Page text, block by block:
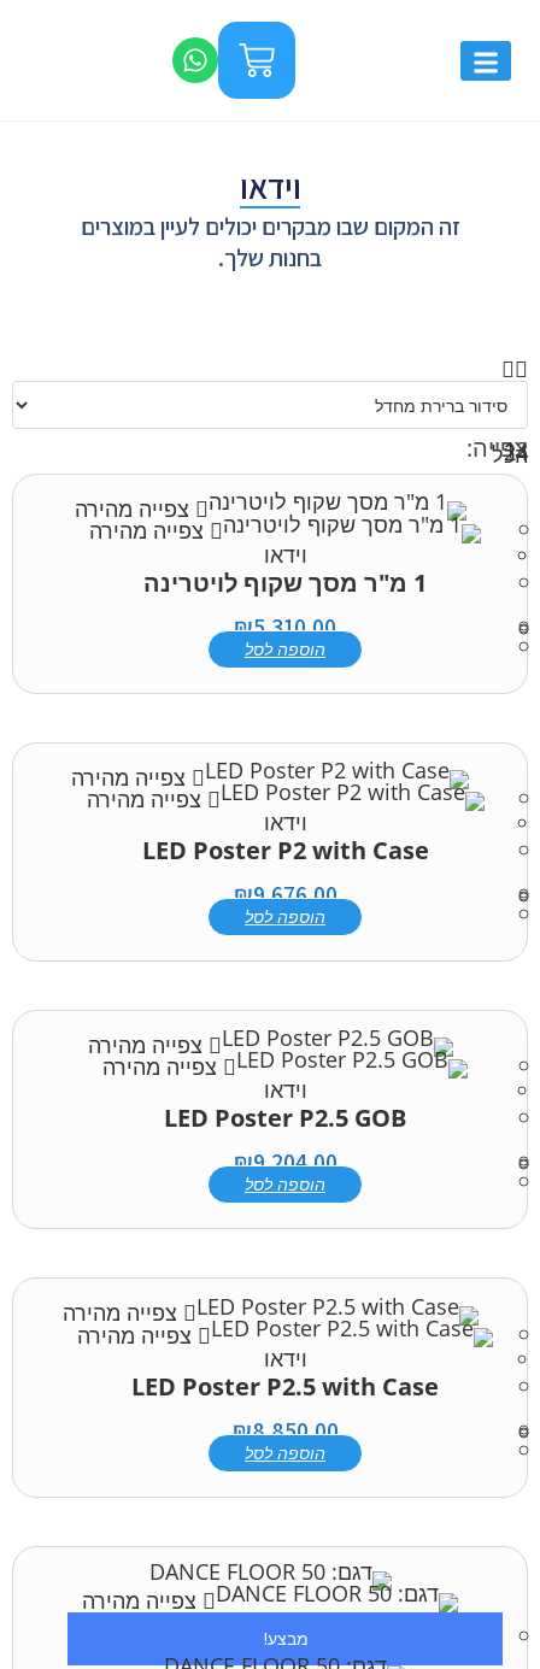
וידאו
זה המקום שבו מבקרים יכולים לעיין במוצרים
בחנות שלך.
צפייה:
12
24
הכל
צפייה מהירה
צפייה מהירה
וידאו
1 מ"ר מסך שקוף לויטרינה
₪5,310.00
הוספה לסל
צפייה מהירה
צפייה מהירה
וידאו
LED Poster P2 with Case
₪9,676.00
הוספה לסל
צפייה מהירה
צפייה מהירה
וידאו
LED Poster P2.5 GOB
₪9,204.00
הוספה לסל
צפייה מהירה
צפייה מהירה
וידאו
LED Poster P2.5 with Case
₪8,850.00
הוספה לסל
צפייה מהירה
מבצע!